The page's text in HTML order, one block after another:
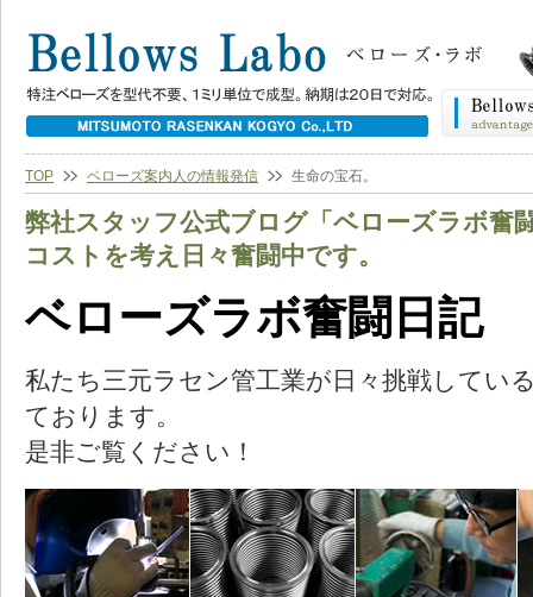
TOP ベローズ案内人の情報発信 生命の宝石。
弊社スタッフ公式ブログ「ベローズラボ奮
コストを考え日々奮闘中です。
ベローズラボ奮闘日記
私たち三元ラセン管工業が日々挑戦してい
ております。
是非ご覧ください！